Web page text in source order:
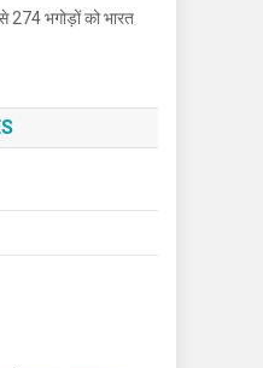
भगोड़ों को भारत